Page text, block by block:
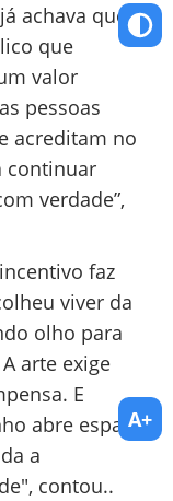
achava que
que
valor
pessoas
acreditam no
continuar
verdade”,
faz
viver da
olho para
arte exige
E
abre espaço
a
contou..
A+